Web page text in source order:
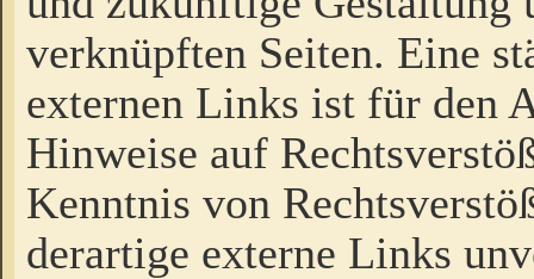
verknüpften Seiten. Eine
externen Links ist für den
Hinweise auf
Kenntnis von
derartige externe Links